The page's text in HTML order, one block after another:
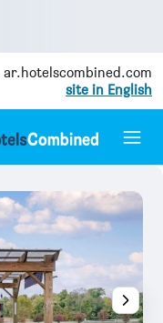
ar.hotelscombined.com
site in English